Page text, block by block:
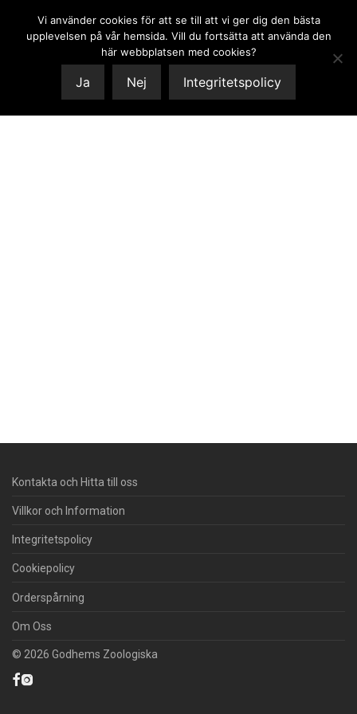
Kontakta och Hitta till oss
Villkor och Information
Integritetspolicy
Cookiepolicy
Orderspårning
Om Oss
© 2026 Godhems Zoologiska
Vi använder cookies för att se till att vi ger dig den bästa
upplevelsen på vår hemsida. Vill du fortsätta att använda den
här webbplatsen med cookies?
Ja Nej Integritetspolicy